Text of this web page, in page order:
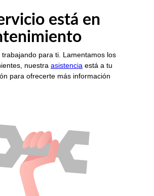
está en
trabajando para ti. Lamentamos los
nuestra asistencia está a tu
para ofrecerte más información